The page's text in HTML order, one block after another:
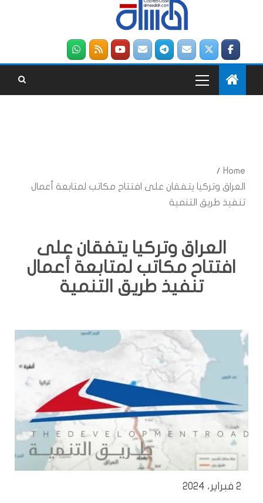
Home
العراق وتركيا يتفقان على افتتاح مكاتب لمتابعة أعمال
تنفيذ طريق التنمية
العراق وتركيا يتفقان على
افتتاح مكاتب لمتابعة أعمال
تنفيذ طريق التنمية
2 فبراير، 2024